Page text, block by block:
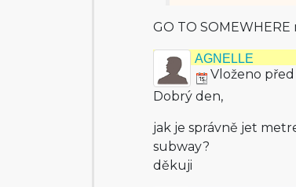
GO TO
AGNELLE
Vloženo před
Dobrý den,
jak je správně jet
subway?
děkuji